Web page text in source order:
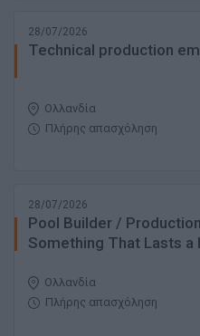
28/07/2026
Technical production
Ολλανδία
Πλήρης απασχόληση
28/07/2026
Pool Builder /
Something That Lasts a
Ολλανδία
Πλήρης απασχόληση